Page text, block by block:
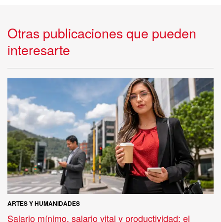
Otras publicaciones que pueden
interesarte
ARTES Y HUMANIDADES
Salario mínimo, salario vital y productividad: el